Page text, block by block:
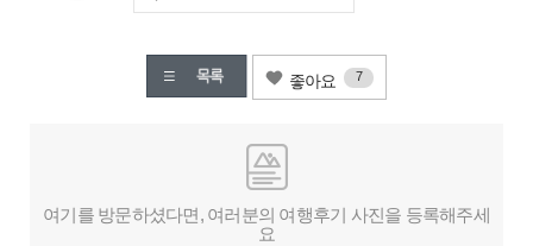
좋아요 7
여기를 방문하셨다면, 여러분의 여행후기 사진을 등록해주세
요